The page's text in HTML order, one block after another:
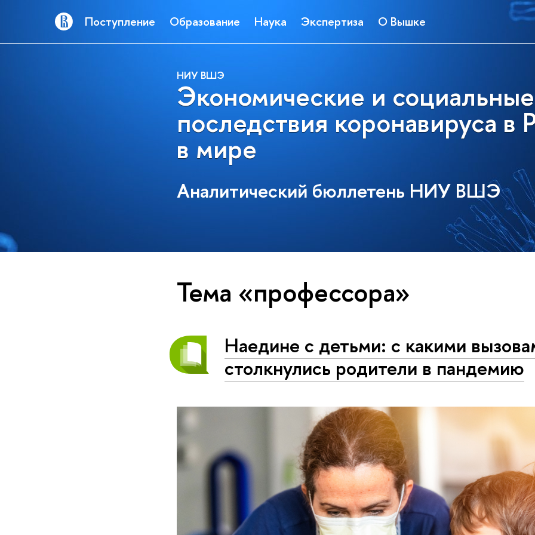
Поступление Образование Наука Экспертиза О Вышке
НИУ ВШЭ
Экономические и социальные
последствия коронавируса в
в мире
Аналитический бюллетень НИУ ВШЭ
Тема «профессора»
Наедине с детьми: с какими
столкнулись родители в пандемию